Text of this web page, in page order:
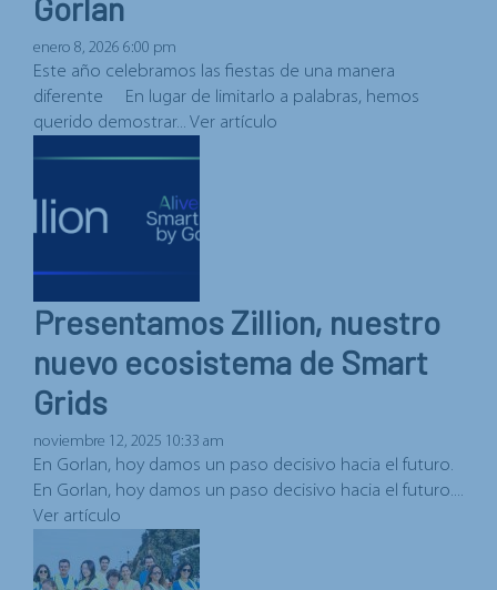
enero 8, 2026 6:00 pm
Este año celebramos las fiestas de una manera
diferente En lugar de limitarlo a palabras, hemos
querido demostrar... Ver artículo
Presentamos Zillion, nuestro
nuevo ecosistema de Smart
Grids
noviembre 12, 2025 10:33 am
En Gorlan, hoy damos un paso decisivo hacia el futuro.
En Gorlan, hoy damos un paso decisivo hacia el futuro....
Ver artículo